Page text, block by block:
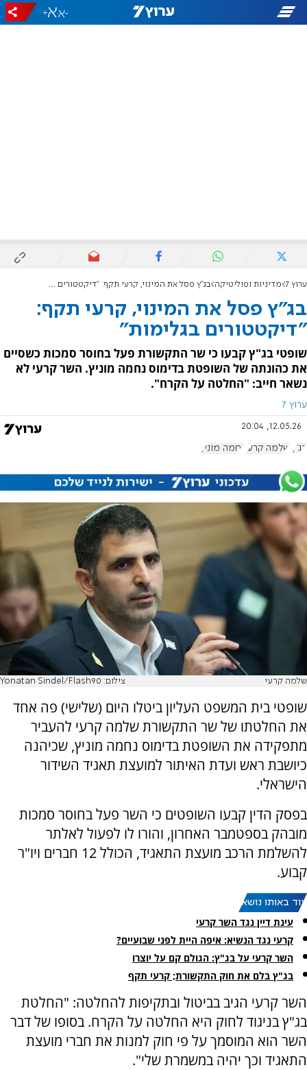
-
+
ערוץ 7 מדיניות ופוליטיקה בג"ץ פסל את המינוי, קרעי תקף: "דיקטטורים בגלימות"
בג"ץ פסל את המינוי, קרעי תקף:
"דיקטטורים בגלימות"
שופטי בג"ץ קבעו כי שר התקשורת פעל בחוסר סמכות כשסיים
את כהונתה של השופטת בדימוס נחמה מוניץ. השר קרעי לא
נשאר חייב: "החלטה על הקרח".
ערוץ 7
12.05.26, 20:04
בג"ץ שלמה קרעי נחמה מוניץ
שלמה קרעי צילום: Yonatan Sindel/Flash90
שופטי בית המשפט העליון ביטלו היום (שלישי) פה אחד
את החלטתו של שר התקשורת שלמה קרעי להעביר
מתפקידה את השופטת בדימוס נחמה מוניץ, שכיהנה
כיושבת ראש ועדת האיתור למועצת תאגיד השידור
הישראלי.
בפסק הדין קבעו השופטים כי השר פעל בחוסר סמכות
מובהק בספטמבר האחרון, והורו לו לפעול לאלתר
להשלמת הרכב מועצת התאגיד, הכולל 12 חברים ויו"ר
קבוע.
עוד באותו נושא:
עינת דיין נגד השר קרעי
קרעי נגד הנשיא: איפה היית לפני שבועיים?
השר קרעי על בג"ץ: הגולם קם על יוצרו
בג"ץ בלם את חוק התקשורת; קרעי תקף
השר קרעי הגיב בביטול ובתקיפות להחלטה: "החלטת
בג"ץ בניגוד לחוק היא החלטה על הקרח. בסופו של דבר
השר הוא המוסמך על פי חוק למנות את חברי מועצת
התאגיד וכך יהיה במשמרת שלי".